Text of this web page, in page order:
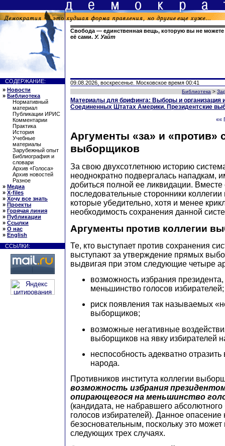
Свобода — единственная вещь, которую вы не можете
её сами. У. Уайт
СОДЕРЖАНИЕ:
» Новости
» Библиотека
Нормативный
материал
Публикации ИРИС
Комментарии
Практика
История
Учебные
материалы
Зарубежный опыт
Библиография и
словари
Архив «Голоса»
Архив новостей
Разное
» Медиа
» X-files
» Хочу все знать
» Проекты
» Горячая линия
» Публикации
» Ссылки
» О нас
» English
ССЫЛКИ:
09.08.2026, воскресенье. Московское время 00:41
Библиотека >
Материалы для брифинга: Выборы и организация
Соединенных Штатах Америки. Президентские
««
Аргументы «за» и «против»
выборщиков
За свою двухсотлетнюю историю
неоднократно подвергалась нападкам,
добиться полной ее ликвидации.
последовательные сторонники
которые убедительно, хотя и менее
необходимость сохранения данной
Аргументы против коллегии
Те, кто выступает против сохранения
выступают за утверждение прямых
выдвигая при этом следующие четыре
возможность избрания
меньшинство голосов избирателей;
риск появления так называемых
выборщиков;
возможные негативные
выборщиков на явку избирателей
неспособность адекватно
народа.
Противников института коллегии
возможность избрания
опирающегося на меньшинство
(кандидата, не набравшего
голосов избирателей). Данное опасение
безосновательным, поскольку это может
следующих трех случаях.